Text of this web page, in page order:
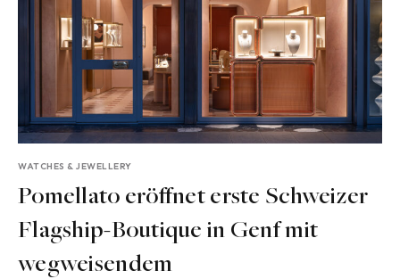
WATCHES & JEWELLERY
Pomellato eröffnet erste Schweizer
Flagship-Boutique in Genf mit
wegweisendem